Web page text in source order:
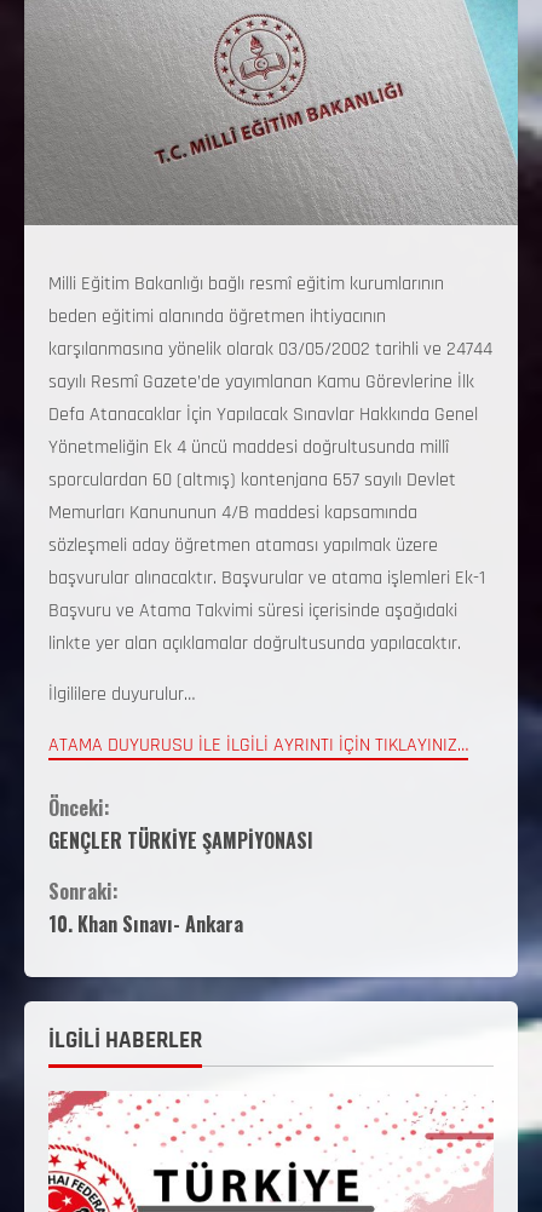
Milli Eğitim Bakanlığı bağlı resmî eğitim kurumlarının
beden eğitimi alanında öğretmen ihtiyacının
karşılanmasına yönelik olarak 03/05/2002 tarihli ve 24744
sayılı Resmî Gazete’de yayımlanan Kamu Görevlerine İlk
Defa Atanacaklar İçin Yapılacak Sınavlar Hakkında Genel
Yönetmeliğin Ek 4 üncü maddesi doğrultusunda millî
sporculardan 60 (altmış) kontenjana 657 sayılı Devlet
Memurları Kanununun 4/B maddesi kapsamında
sözleşmeli aday öğretmen ataması yapılmak üzere
başvurular alınacaktır. Başvurular ve atama işlemleri Ek-1
Başvuru ve Atama Takvimi süresi içerisinde aşağıdaki
linkte yer alan açıklamalar doğrultusunda yapılacaktır.
İlgililere duyurulur…
ATAMA DUYURUSU İLE İLGİLİ AYRINTI İÇİN TIKLAYINIZ…
Önceki:
GENÇLER TÜRKİYE ŞAMPİYONASI
Sonraki:
10. Khan Sınavı- Ankara
İLGİLİ HABERLER